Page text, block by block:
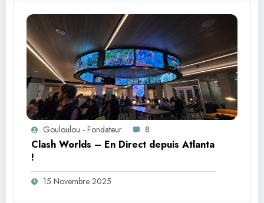
Gouloulou - Fondateur 8
Clash Worlds – En Direct depuis Atlanta
!
15 Novembre 2025